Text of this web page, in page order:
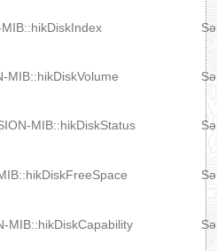
MIB::hikDiskVolume
MIB::hikDiskStatus
MIB::hikDiskCapability